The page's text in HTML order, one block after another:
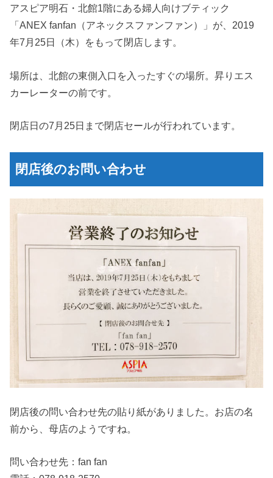
アスピア明石・北館1階にある婦人向けブティック
「ANEX fanfan（アネックスファンファン）」が、2019
年7月25日（木）をもって閉店します。
場所は、北館の東側入口を入ったすぐの場所。昇りエス
カーレーターの前です。
閉店日の7月25日まで閉店セールが行われています。
閉店後のお問い合わせ
閉店後の問い合わせ先の貼り紙がありました。お店の名
前から、母店のようですね。
問い合わせ先：fan fan